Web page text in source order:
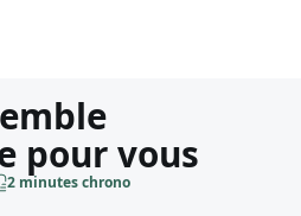
pour vous
2 minutes chrono